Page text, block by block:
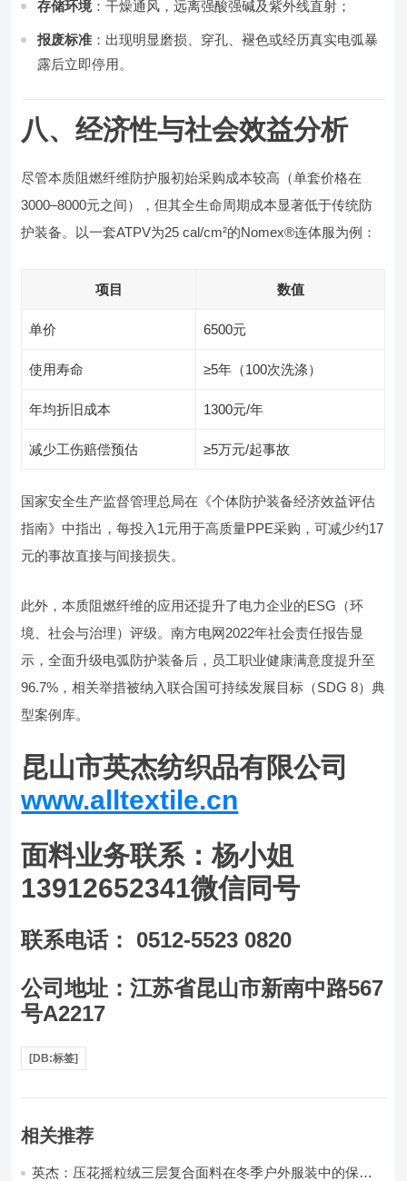
存储环境：干燥通风，远离强酸强碱及紫外线直射；
报废标准 ：出现明显磨损、穿孔、褪色或经历真实电弧暴
露后立即停用。
八、经济性与社会效益分析
尽管本质阻燃纤维防护服初始采购成本较高（单套价格在
3000–8000元之间），但其全生命周期成本显著低于传统防
护装备。以一套ATPV为25 cal/cm²的Nomex®连体服为例：
项目 数值
单价 6500元
使用寿命 ≥5年（100次洗涤）
年均折旧成本 1300元/年
减少工伤赔偿预估 ≥5万元/起事故
国家安全生产监督管理总局在《个体防护装备经济效益评估
指南》中指出，每投入1元用于高质量PPE采购，可减少约17
元的事故直接与间接损失。
此外，本质阻燃纤维的应用还提升了电力企业的ESG（环
境、社会与治理）评级。南方电网2022年社会责任报告显
示，全面升级电弧防护装备后，员工职业健康满意度提升至
96.7%，相关举措被纳入联合国可持续发展目标（SDG 8）典
型案例库。
昆山市英杰纺织品有限公司
www.alltextile.cn
面料业务联系：杨小姐
13912652341微信同号
联系电话： 0512-5523 0820
公司地址：江苏省昆山市新南中路567
号A2217
[DB:标签]
相关推荐
英杰：压花摇粒绒三层复合面料在冬季户外服装中的保暖